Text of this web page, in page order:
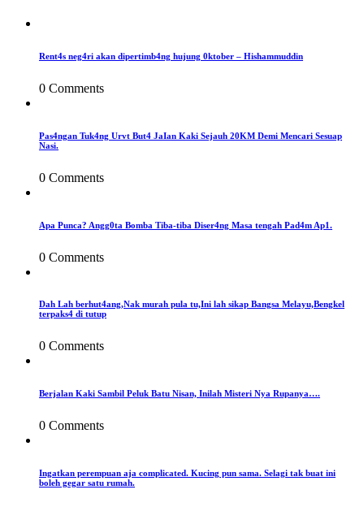
Rent4s neg4ri akan dipertimb4ng hujung 0ktober – Hishammuddin
0 Comments
Pas4ngan Tuk4ng Urvt But4 JaIan Kaki Sejauh 20KM Demi Mencari Sesuap
Nasi.
0 Comments
Apa Punca? Angg0ta Bomba Tiba-tiba Diser4ng Masa tengah Pad4m Ap1.
0 Comments
Dah Lah berhut4ang,Nak murah pula tu,Ini lah sikap Bangsa Melayu,Bengkel
terpaks4 di tutup
0 Comments
Berjalan Kaki Sambil Peluk Batu Nisan, Inilah Misteri Nya Rupanya….
0 Comments
Ingatkan perempuan aja complicated. Kucing pun sama. Selagi tak buat ini
boleh gegar satu rumah.